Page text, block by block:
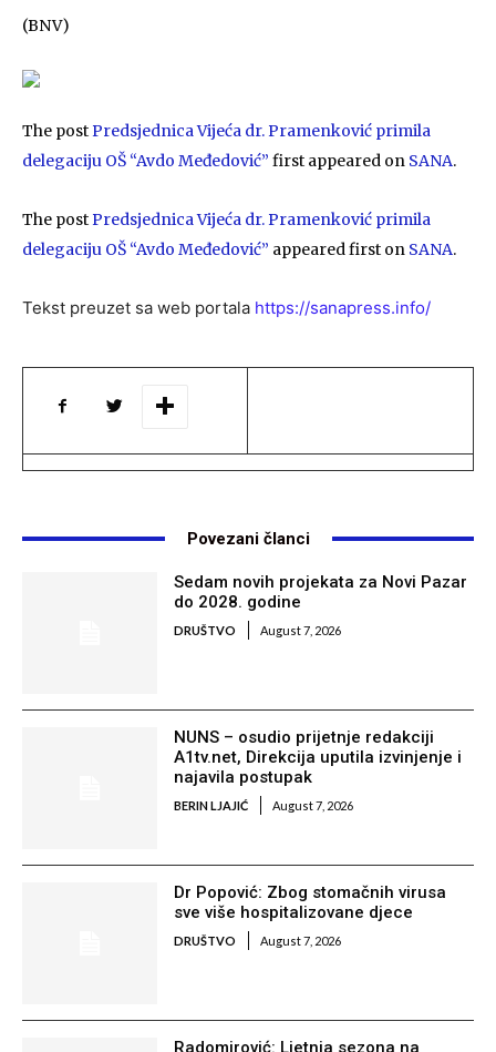
(BNV)
The postPredsjednica Vijeća dr. Pramenković primila
delegaciju OŠ “Avdo Međedović” first appeared on SANA.
The postPredsjednica Vijeća dr. Pramenković primila
delegaciju OŠ “Avdo Međedović” appeared first on SANA.
Tekst preuzet sa web portala https://sanapress.info/
Povezani članci
Sedam novih projekata za Novi Pazar
do 2028. godine
DRUŠTVO August 7, 2026
NUNS – osudio prijetnje redakciji
A1tv.net, Direkcija uputila izvinjenje i
najavila postupak
BERIN LJAJIĆ August 7, 2026
Dr Popović: Zbog stomačnih virusa
sve više hospitalizovane djece
DRUŠTVO August 7, 2026
Radomirović: Ljetnja sezona na